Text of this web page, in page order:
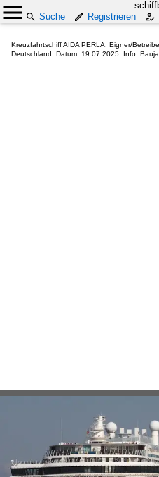
Suche
Registrieren
Kreuzfahrtschiff AIDA PERLA; Eigner/
Deutschland; Datum: 19.07.2025; Info: